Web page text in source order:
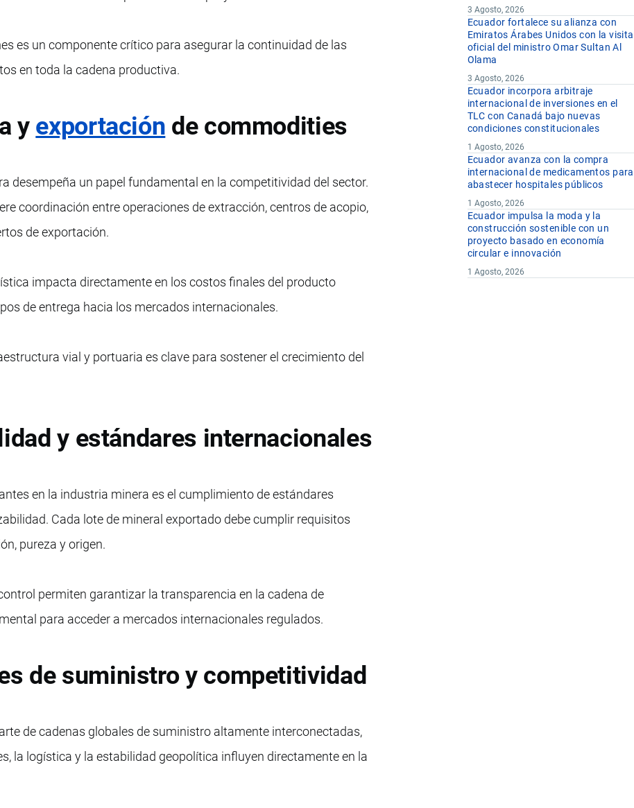
es un componente crítico para asegurar la continuidad de las
en toda la cadena productiva.
y exportación de commodities
desempeña un papel fundamental en la competitividad del sector.
coordinación entre operaciones de extracción, centros de acopio,
de exportación.
impacta directamente en los costos finales del producto
de entrega hacia los mercados internacionales.
vial y portuaria es clave para sostener el crecimiento del
y estándares internacionales
en la industria minera es el cumplimiento de estándares
Cada lote de mineral exportado debe cumplir requisitos
pureza y origen.
permiten garantizar la transparencia en la cadena de
para acceder a mercados internacionales regulados.
de suministro y competitividad
de cadenas globales de suministro altamente interconectadas,
la logística y la estabilidad geopolítica influyen directamente en la
3 Agosto, 2026
Ecuador fortalece su alianza con
Emiratos Árabes Unidos con la visita
oficial del ministro Omar Sultan Al
Olama
3 Agosto, 2026
Ecuador incorpora arbitraje
internacional de inversiones en el
TLC con Canadá bajo nuevas
condiciones constitucionales
1 Agosto, 2026
Ecuador avanza con la compra
internacional de medicamentos para
abastecer hospitales públicos
1 Agosto, 2026
Ecuador impulsa la moda y la
construcción sostenible con un
proyecto basado en economía
circular e innovación
1 Agosto, 2026